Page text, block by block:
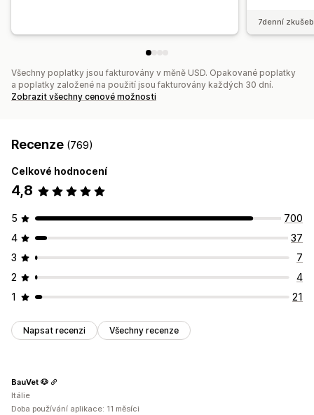
7denní
Všechny poplatky jsou fakturovány v měně USD. Opakované poplatky
a poplatky založené na použití jsou fakturovány každých 30 dní.
Zobrazit všechny cenové možnosti
Recenze (769)
Celkové hodnocení
4,8
5
700
4
37
3
7
2
4
1
21
Napsat recenzi Všechny recenze
BauVet 🐶
Itálie
Doba používání aplikace: 11 měsíci